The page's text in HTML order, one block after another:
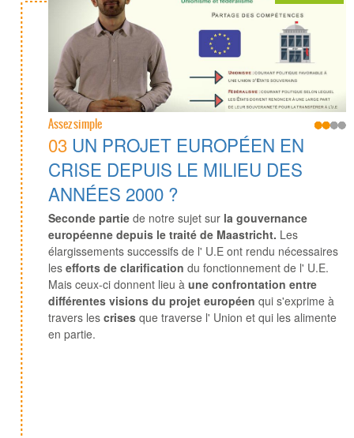
Assez simple
03 UN PROJET EUROPÉEN EN
CRISE DEPUIS LE MILIEU DES
ANNÉES 2000 ?
Seconde partie de notre sujet sur la gouvernance
européenne depuis le traité de Maastricht. Les
élargissements successifs de l' U.E ont rendu nécessaires
lesefforts de clarification du fonctionnement de l' U.E.
Mais ceux-ci donnent lieu àune confrontation entre
différentes visions du projet européen qui s'exprime à
travers lescrises que traverse l' Union et qui les alimente
en partie.